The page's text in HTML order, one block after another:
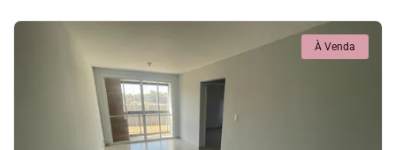
À Venda